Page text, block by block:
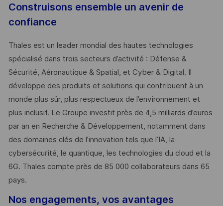
Construisons ensemble un avenir de
confiance
Thales est un leader mondial des hautes technologies
spécialisé dans trois secteurs d’activité : Défense &
Sécurité, Aéronautique & Spatial, et Cyber & Digital. Il
développe des produits et solutions qui contribuent à un
monde plus sûr, plus respectueux de l’environnement et
plus inclusif. Le Groupe investit près de 4,5 milliards d’euros
par an en Recherche & Développement, notamment dans
des domaines clés de l’innovation tels que l’IA, la
cybersécurité, le quantique, les technologies du cloud et la
6G. Thales compte près de 85 000 collaborateurs dans 65
pays. ​
Nos engagements, vos avantages